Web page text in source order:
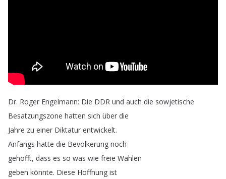
Dr. Roger Engelmann: Die DDR und auch die sowjetische
Besatzungszone hatten sich über die
Jahre zu einer Diktatur entwickelt.
Anfangs hatte die Bevölkerung noch
gehofft, dass es so was wie freie Wahlen
geben könnte. Diese Hoffnung ist